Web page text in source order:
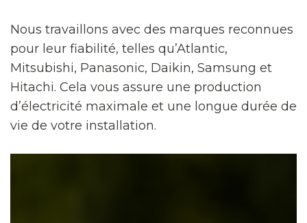
Nous travaillons avec des marques reconnues
pour leur fiabilité, telles qu’Atlantic,
Mitsubishi, Panasonic, Daikin, Samsung et
Hitachi. Cela vous assure une production
d’électricité maximale et une longue durée de
vie de votre installation.